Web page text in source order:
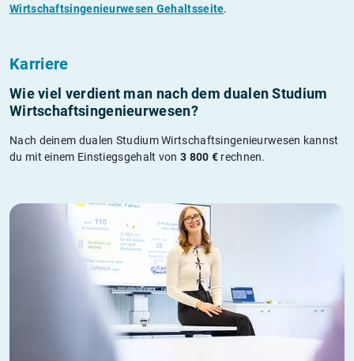
Wirtschaftsingenieurwesen Gehaltsseite.
Karriere
Wie viel verdient man nach dem dualen Studium
Wirtschaftsingenieurwesen?
Nach deinem dualen Studium Wirtschaftsingenieurwesen kannst
du mit einem Einstiegsgehalt von 3 800 € rechnen.